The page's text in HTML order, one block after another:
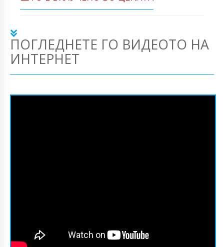
ПОГЛЕДНЕТЕ ГО ВИДЕОТО НА
ИНТЕРНЕТ